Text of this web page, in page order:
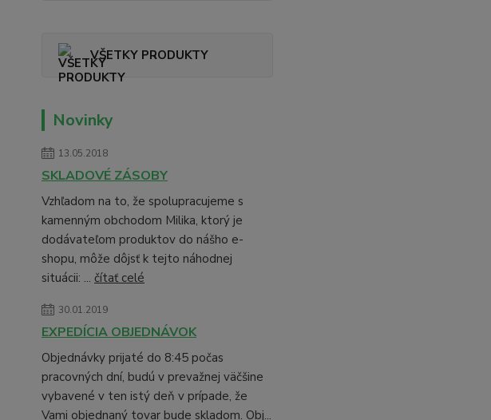
VŠETKY PRODUKTY
Novinky
13.05.2018
SKLADOVÉ ZÁSOBY
Vzhľadom na to, že spolupracujeme s
kamenným obchodom Milika, ktorý je
dodávateľom produktov do nášho e-
shopu, môže dôjsť k tejto náhodnej
situácii: ... čítať celé
30.01.2019
EXPEDÍCIA OBJEDNÁVOK
Objednávky prijaté do 8:45 počas
pracovných dní, budú v prevažnej väčšine
vybavené v ten istý deň v prípade, že
Vami objednaný tovar bude skladom. Obj...